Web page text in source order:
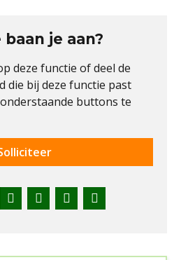
je aan?
deze functie of deel de
die bij deze functie past
buttons te
TwitterLinkedInPinterestWhatsApp